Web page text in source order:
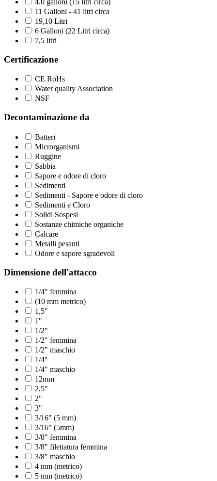
4.0 galloni (15 litri circa)
11 Galloni - 41 litri circa
19,10 Litri
6 Galloni (22 Litri circa)
7,5 litri
Certificazione
CE RoHs
Water quality Association
NSF
Decontaminazione da
Batteri
Microrganismi
Ruggine
Sabbia
Sapore e odore di cloro
Sedimenti
Sedimenti - Sapore e odore di cloro
Sedimenti e Cloro
Solidi Sospesi
Sostanze chimiche organiche
Calcare
Metalli pesanti
Odore e sapore sgradevoli
Dimensione dell'attacco
1/4" femmina
(10 mm metrico)
1,5"
1"
1/2"
1/2" femmina
1/2" maschio
1/4"
1/4" maschio
12mm
2,5"
2"
3"
3/16" (5 mm)
3/16" (5mm)
3/8" femmina
3/8" filettatura femmina
3/8" maschio
4 mm (metrico)
5 mm (metrico)